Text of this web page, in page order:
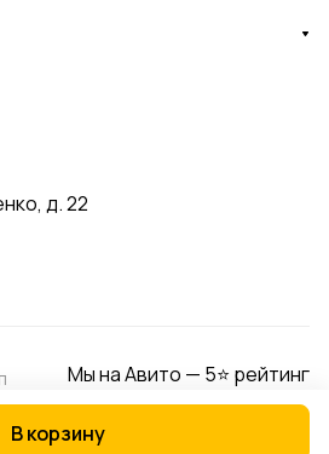
В корзину
д. 22
Мы на Авито — 5⭐ рейтинг
Оферта